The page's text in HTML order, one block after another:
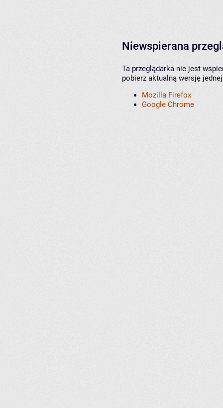
Niewspierana
Ta przeglądarka nie jest
pobierz aktualną wersję
Mozilla Firefox
Google Chrome